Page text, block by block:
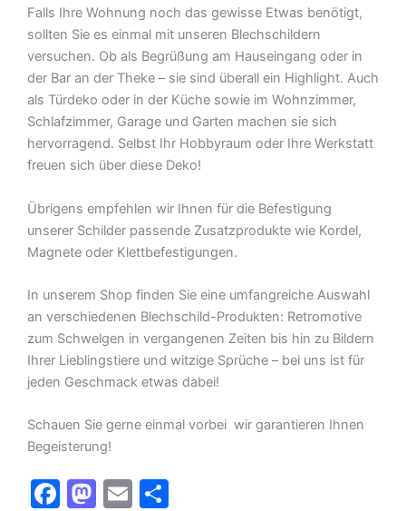
Falls Ihre Wohnung noch das gewisse Etwas benötigt,
sollten Sie es einmal mit unseren Blechschildern
versuchen. Ob als Begrüßung am Hauseingang oder in
der Bar an der Theke – sie sind überall ein Highlight. Auch
als Türdeko oder in der Küche sowie im Wohnzimmer,
Schlafzimmer, Garage und Garten machen sie sich
hervorragend. Selbst Ihr Hobbyraum oder Ihre Werkstatt
freuen sich über diese Deko!
Übrigens empfehlen wir Ihnen für die Befestigung
unserer Schilder passende Zusatzprodukte wie Kordel,
Magnete oder Klettbefestigungen.
In unserem Shop finden Sie eine umfangreiche Auswahl
an verschiedenen Blechschild-Produkten: Retromotive
zum Schwelgen in vergangenen Zeiten bis hin zu Bildern
Ihrer Lieblingstiere und witzige Sprüche – bei uns ist für
jeden Geschmack etwas dabei!
Schauen Sie gerne einmal vorbei  wir garantieren Ihnen
Begeisterung!
F
M E